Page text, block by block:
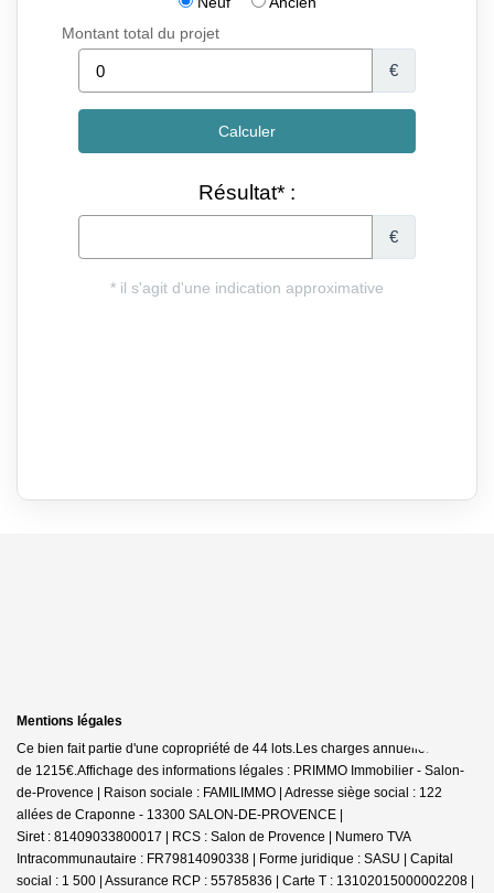
Mentions légales
Ce bien fait partie d'une copropriété de 44 lots.Les charges annuelles sont
de 1215€.Affichage des informations légales : PRIMMO Immobilier - Salon-
de-Provence | Raison sociale : FAMILIMMO | Adresse siège social : 122
allées de Craponne - 13300 SALON-DE-PROVENCE |
Siret : 81409033800017 | RCS : Salon de Provence | Numero TVA
Intracommunautaire : FR79814090338 | Forme juridique : SASU | Capital
social : 1 500 | Assurance RCP : 55785836 | Carte T : 13102015000002208 |